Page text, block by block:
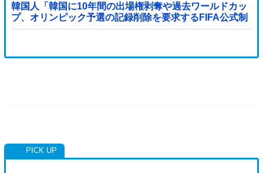
韓国人「韓国に10年間の出場権剥奪や過去ワールドカッ
プ、オリンピック予選の記録削除を要求するFIFA公式制
裁を海外メディアが報道！」